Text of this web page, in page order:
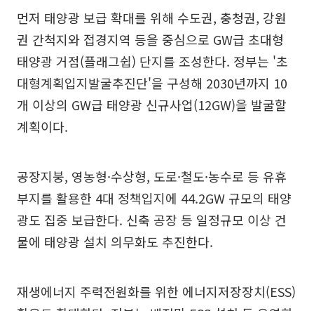
먼저 태양광 보급 확대를 위해 수도권, 충청권, 강원
권 간척지와 접경지역 등을 중심으로 GW급 초대형
태양광 거점(플래그쉽) 단지를 조성한다. 정부는 '초
대형계획입지발굴추진단'을 구성해 2030년까지 10
개 이상의 GW급 태양광 신규사업(12GW)을 발굴할
계획이다.
공장지붕, 영농형·수상형, 도로·철도·농수로 등 유휴
부지를 활용한 4대 정책입지에 44.2GW 규모의 태양
광도 집중 보급한다. 신축 공장 등 일정규모 이상 건
물에 태양광 설치 의무화도 추진한다.
재생에너지 주력전원화를 위한 에너지저장장치(ESS)